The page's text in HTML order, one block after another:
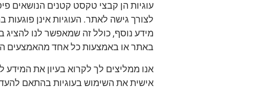
עוגיות הן קבצי טקסט קטנים
לצורך גישה לאתר. העוגיות אינן
מידע נוסף, כולל זה שמאפשר לנו
באתר או באמצעות כל אחד מהאמצעים
אנו ממליצים לך לקרוא בעיון את המידע
אישית את השימוש בעוגיות בהתאם